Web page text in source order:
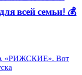
всей семьи! 💰